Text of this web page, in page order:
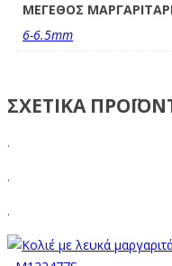
ΜΕΓΕΘΟΣ
6-6.5mm
ΣΧΕΤΙΚΑ
.
.
.